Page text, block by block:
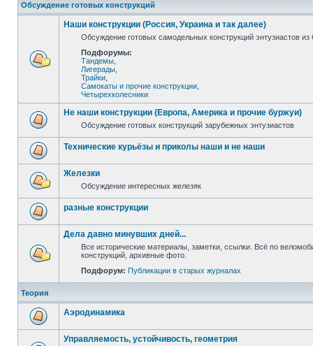
Обсуждение готовых конструкций
Наши конструкции (Россия, Украина и так далее)
Обсуждение готовых самодельных конструкций энтузиастов
Подфорумы:
Тандемы
Лигерады
Трайки
Самокаты и прочие конструкции
Четырехколесники
Не наши конструкции (Европа, Америка и прочие буржуи)
Обсуждение готовых конструкций зарубежных энтузиастов
Технические курьёзы и приколы наши и не наши
Железки
Обсуждение интересных железяк
разные конструкции
Дела давно минувших дней...
Все исторические материалы, заметки, ссылки. Всё по
конструкций, архивные фото.
Подфорум: Публикации в старых журналах
Теория
Аэродинамика
Управляемость, устойчивость, геометрия